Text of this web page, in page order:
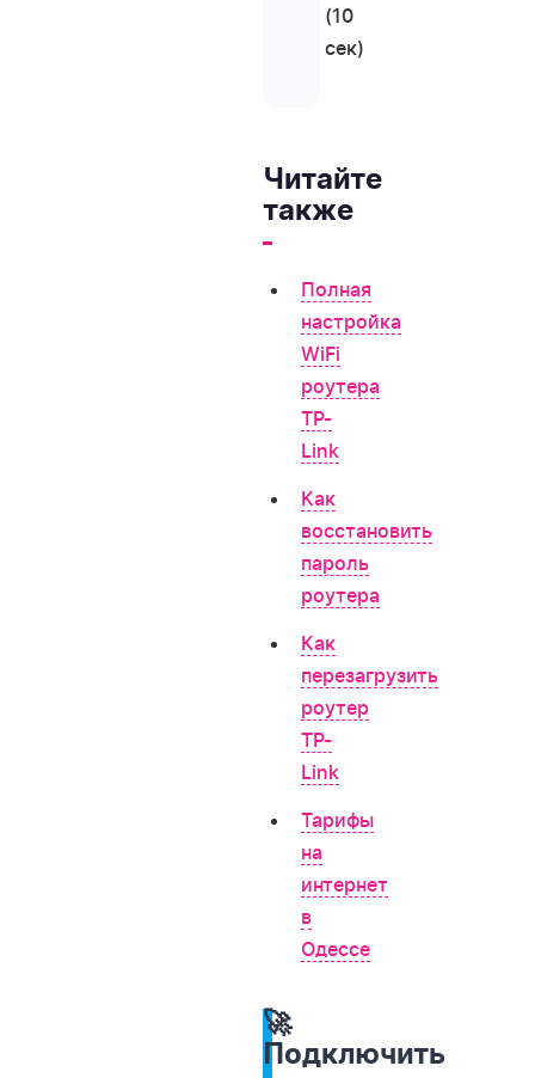
(10
сек)
Читайте
также
Полная
настройка
WiFi
роутера
TP-
Link
Как
восстановить
пароль
роутера
Как
перезагрузить
роутер
TP-
Link
Тарифы
на
интернет
в
Одессе
🚀
Подключить